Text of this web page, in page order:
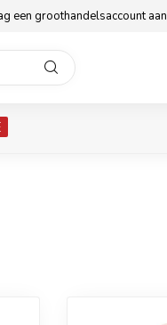
een groothandelsaccount aan